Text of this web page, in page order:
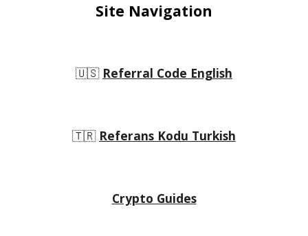
Site Navigation
🇺🇸 Referral Code English
🇹🇷 Referans Kodu Turkish
Crypto Guides